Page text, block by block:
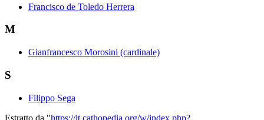
Francisco de Toledo Herrera
M
Gianfrancesco Morosini (cardinale)
S
Filippo Sega
Estratto da "https://it.cathopedia.org/w/index.php?